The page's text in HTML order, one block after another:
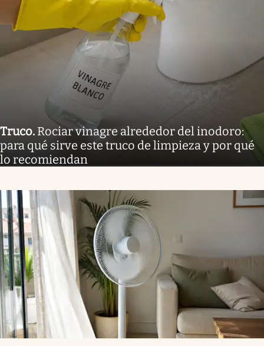
Truco. Rociar vinagre alrededor del inodoro:
para qué sirve este truco de limpieza y por qué
lo recomiendan